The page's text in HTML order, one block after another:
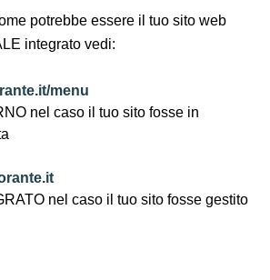
potrebbe essere il tuo sito web
integrato vedi:
menu
nel caso il tuo sito fosse in
nel caso il tuo sito fosse gestito